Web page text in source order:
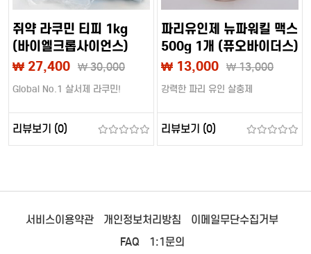
쥐약 라쿠민 티피 1kg
(바이엘크롭사이언스)
₩ 27,400 ₩30,000
Global No.1 살서제 라쿠민!
리뷰보기 (0)
파리유인제 뉴파워킬 맥스
500g 1개 (퓨오바이더스)
₩ 13,000 ₩13,000
강력한 파리 유인 살충제
리뷰보기 (0)
서비스이용약관 개인정보처리방침
이메일무단수집거부
FAQ
1:1문의